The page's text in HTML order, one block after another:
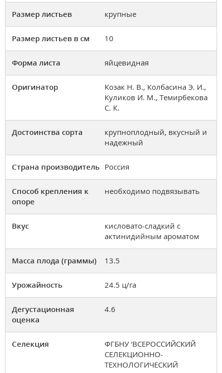
Размер листьев крупные
Размер листьев в см 10
Форма листа яйцевидная
Оригинатор
Козак Н. В., Колбасина Э. И.,
Куликов И. М., Темирбекова
С. К.
Достоинства сорта
крупноплодный, вкусный и
надежный
Страна производитель Россия
Способ крепления к
опоре
необходимо подвязывать
Вкус
кисловато-сладкий с
актинидийным ароматом
Масса плода (граммы) 13.5
Урожайность 24.5 ц/га
Дегустационная
оценка
4.6
Селекция
ФГБНУ 'ВСЕРОССИЙСКИЙ
СЕЛЕКЦИОННО-
ТЕХНОЛОГИЧЕСКИЙ